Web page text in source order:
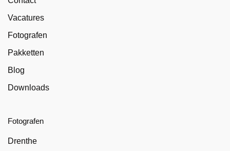
Vacatures
Fotografen
Pakketten
Blog
Downloads
Fotografen
Drenthe